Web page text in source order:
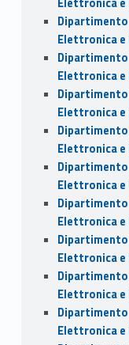
Elettronica e
Elettronica e
Elettronica e
Elettronica e
Elettronica e
Elettronica e
Elettronica e
Elettronica e
Elettronica e